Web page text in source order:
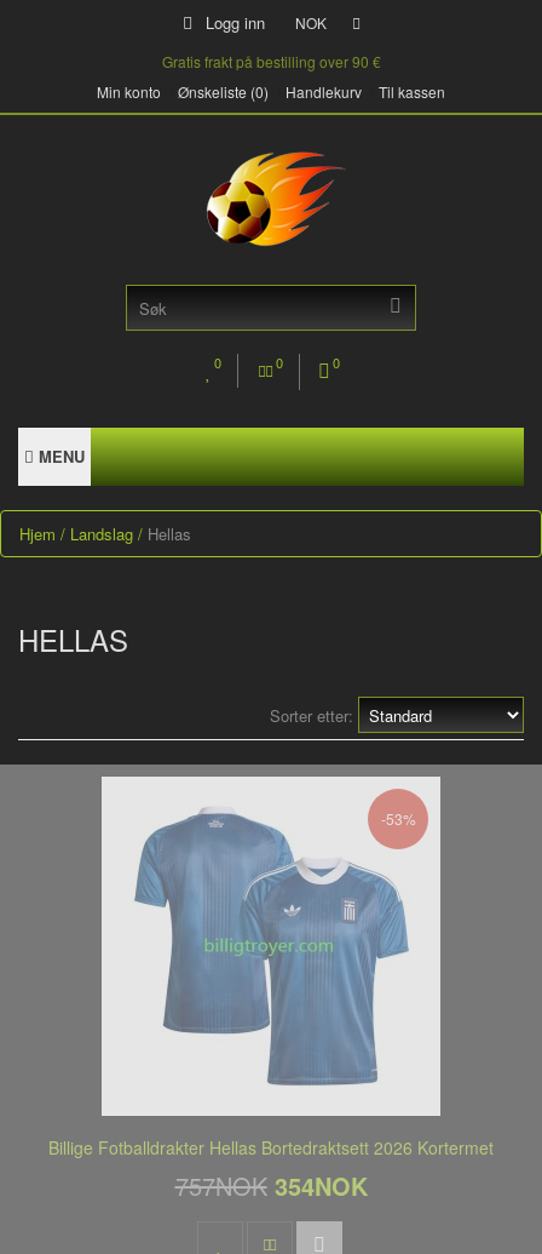
Logg inn
NOK
Gratis frakt på bestilling over 90 €
Min konto
Ønskeliste (0) Handlekurv Til kassen
0 0 0
MENU
Hjem Landslag Hellas
HELLAS
Sorter etter:
-53%
Billige Fotballdrakter Hellas Bortedraktsett 2026 Kortermet
757NOK 354NOK